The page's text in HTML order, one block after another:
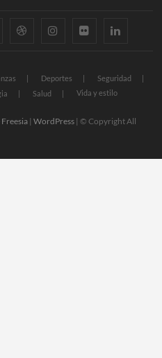
dribbble instagramflickr linkedin
Deportes
Seguridad
Salud Vida y estilo
|WordPress | © Copyright All